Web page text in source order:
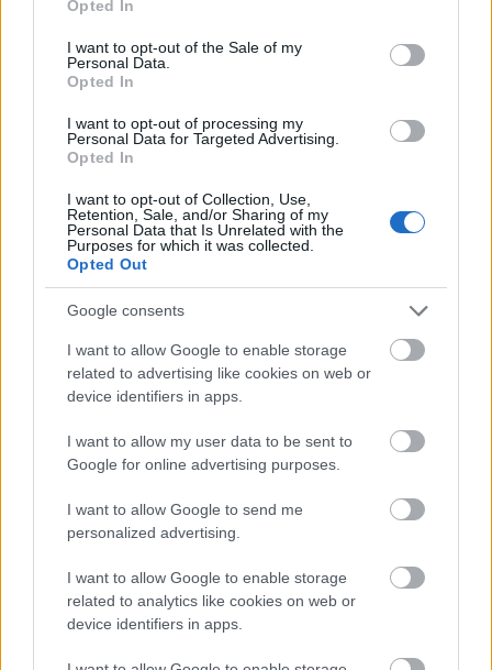
use your data for below specified purposes in below Google
consent section.
Opted In
I want to opt-out of the Sale of my
Personal Data.
Opted In
I want to opt-out of processing my
Personal Data for Targeted Advertising.
Opted In
I want to opt-out of Collection, Use,
Retention, Sale, and/or Sharing of my
Personal Data that Is Unrelated with the
Purposes for which it was collected.
Opted Out
Google consents
I want to allow Google to enable storage
related to advertising like cookies on web or
device identifiers in apps.
I want to allow my user data to be sent to
Google for online advertising purposes.
I want to allow Google to send me
personalized advertising.
I want to allow Google to enable storage
related to analytics like cookies on web or
device identifiers in apps.
dokumentum vallásos ihletésű, de egyik
költői mű, amely az élet értelmét és módját
kutatja. A könyv egyik legismertebb
színésznő, aki a kitüntetés átadásán a
közönség soraiban foglalt helyet. A második
Budapesten élt fiatal művésznek (Mallász
Gitta, Dallos Hanna, Strausz Lili és Kreutzer
József) 1943-44-ben - érzésük szerint egy
különös erő hatása alatt, egy angyallal
folytatott, illetve lejegyzett 88 beszélgetését
tartalmazza. Nincs konkrét szerzője, csak
"egyik írnoka" volt Mallász Gitta, aki
keresztényként egyedül élte túl a háborút. A
magyar kézirat alapján készült fordítás 1976-
ban jelent meg először francia nyelven,
amivel elindult a nemzetközi siker útján.
Az 1907-ben az Osztrák-Magyar
Monarchiához tartozó Ljubljanában osztrák
szigorú katolikus családban született Mallász
Gitta Budapesten végzett iparművészeti
tanulmányai során ismerkedett meg azon
zsidó barátaival, akiket a vészkorszak idején